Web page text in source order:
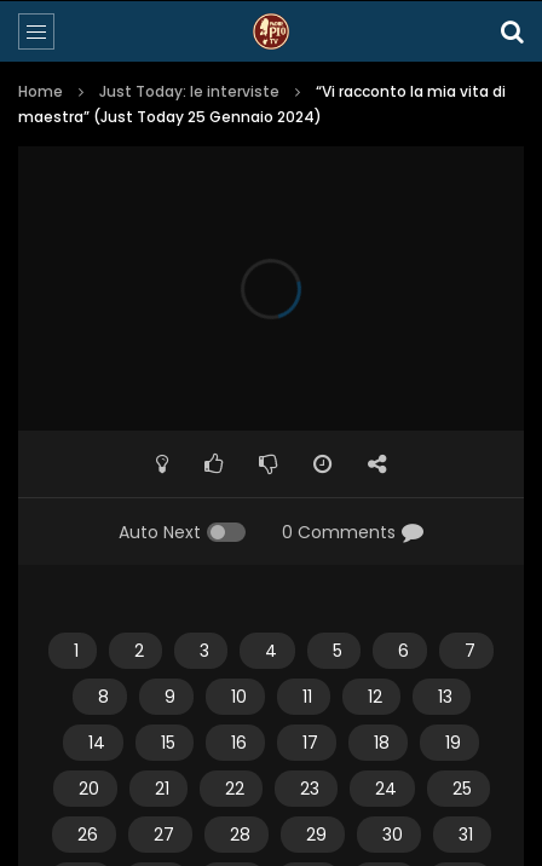
Home Just Today: le interviste
“Vi racconto la mia vita di
maestra” (Just Today 25 Gennaio 2024)
Auto Next 0 Comments
1 2 3 4 5 6
7
8
9 10 11 12
13
14
15 16 17 18
19
20
21 22 23 24
25
26
27 28 29 30
31